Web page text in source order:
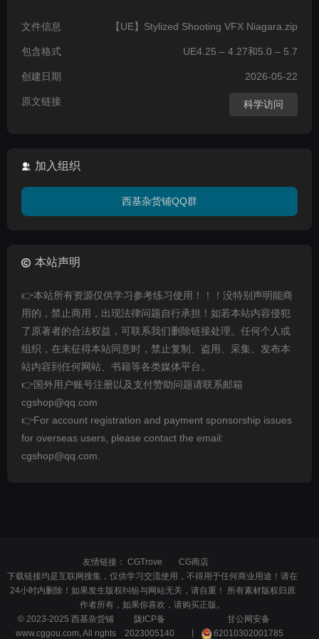
文件信息 【UE】Stylized Shooting VFX Niagara.zip
包含格式 UE4.25 – 4.27和5.0 – 5.7
创建日期 2026-05-22
原文链接 科学访问
加入组织
西基杂货铺QQ群
本站声明
👉本站所有资源仅供学习参考练习使用！！！没特别声明能商
用的，禁止商用，出现法律问题自行承担！如若本站内容侵犯
了原著者的合法权益，可联系我们删除链接处理。任何个人或
组织，在未征得本站同意时，禁止复制、盗用、采集、发布本
站内容到任何网站、书籍等各类媒体平台。
👉国外用户账号注册以及支付赞助问题请联系邮箱
cgshop@qq.com
👉For account registration and payment sponsorship issues
for overseas users, please contact the email:
cgshop@qq.com.
友情链接： CGTrove
CG商店
下载链接均是互联网搜集，仅供学习交流使用，不得用于任何商业用途！请在
24小时内删除！如果发生版权纠纷与网站无关，请自重！ 所有素材版权归原
作者所有，如果你喜欢，请购买正版。
© 2023-2025 西基杂货铺
www.cggou.com, All rights
陇ICP备
2023005140
甘公网安备
62010302001785